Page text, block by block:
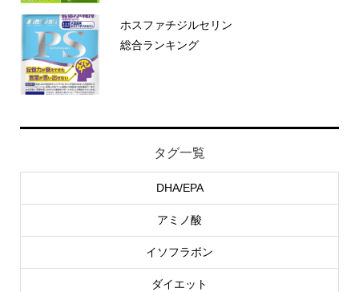
ホスファチジルセリン
総合ランキング
タグ一覧
DHA/EPA
アミノ酸
イソフラボン
ダイエット